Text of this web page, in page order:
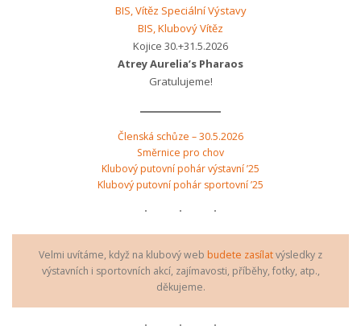
BIS, Vítěz Speciální Výstavy
BIS, Klubový Vítěz
Kojice 30.+31.5.2026
Atrey Aurelia’s Pharaos
Gratulujeme!
Členská schůze – 30.5.2026
Směrnice pro chov
Klubový putovní pohár výstavní ’25
Klubový putovní pohár sportovní ’25
Velmi uvítáme, když na klubový web budete zasílatvýsledky z
výstavních i sportovních akcí, zajímavosti, příběhy, fotky, atp.,
děkujeme.